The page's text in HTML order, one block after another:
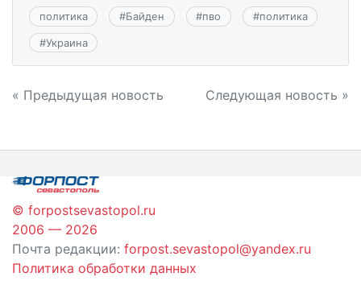
политика #Байден #пво #политика
#Украина
Навигация
записям
« Предыдущая новость Следующая новость »
© forpostsevastopol.ru
2006 — 2026
Почта редакции: forpost.sevastopol@yandex.ru
Политика обработки данных